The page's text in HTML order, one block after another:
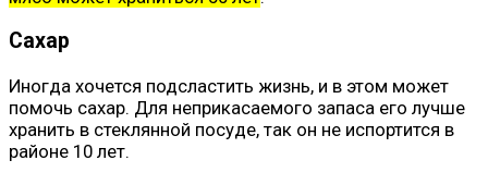
Сахар
Иногда хочется подсластить жизнь, и в этом может
помочь сахар. Для неприкасаемого запаса его лучше
хранить в стеклянной посуде, так он не испортится в
районе 10 лет.